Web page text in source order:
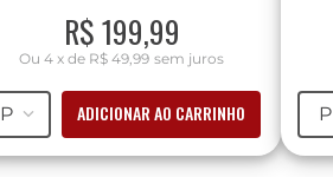
R$199,99
Ou4 x de R$ 49,99 sem juros
P ADICIONAR AO CARRINHO P